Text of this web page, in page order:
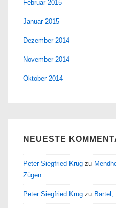
Februar 2015
Januar 2015
Dezember 2014
November 2014
Oktober 2014
NEUESTE
Peter Siegfried Krug zu
Zügen
Peter Siegfried Krug zu Bartel,